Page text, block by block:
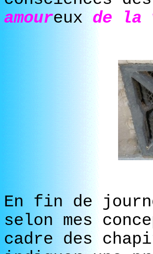
amoureux de la
En fin de
selon mes
cadre des